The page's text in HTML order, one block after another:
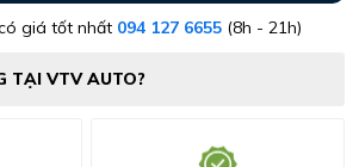
giá tốt nhất 094 127 6655 (8h - 21h)
TẠI VTV AUTO?